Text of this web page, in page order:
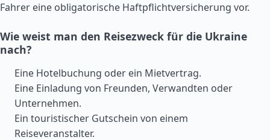
Fahrer eine obligatorische Haftpflichtversicherung vor.
Wie weist man den Reisezweck für die Ukraine
nach?
Eine Hotelbuchung oder ein Mietvertrag.
Eine Einladung von Freunden, Verwandten oder
Unternehmen.
Ein touristischer Gutschein von einem
Reiseveranstalter.